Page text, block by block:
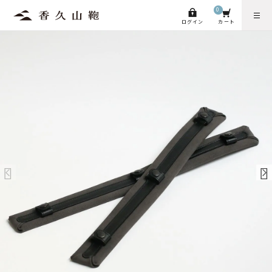
ログイン カート
0